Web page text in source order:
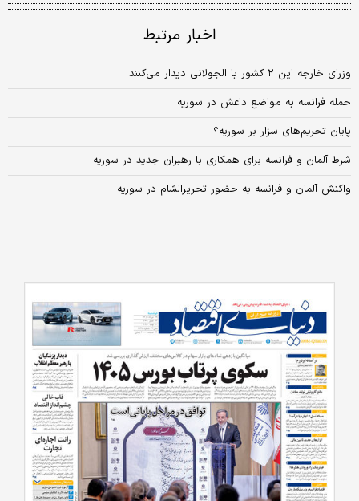
اخبار مرتبط
وزرای خارجه این ۲ کشور با الجولانی دیدار می‌کنند
حمله فرانسه به مواضع داعش در سوریه
پایان تحریم‌های سزار بر سوریه؟
شرط آلمان و فرانسه برای همکاری با رهبران جدید در سوریه
واکنش آلمان و فرانسه به حضور تحریرالشام در سوریه